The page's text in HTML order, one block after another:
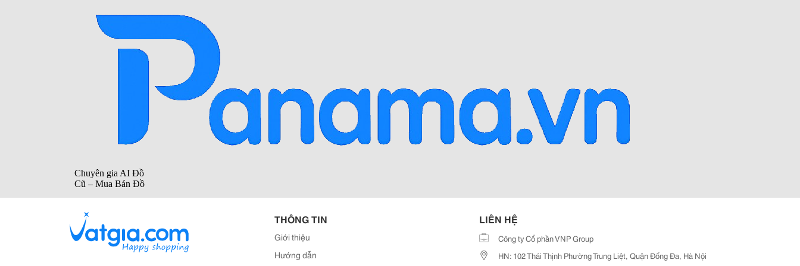
THÔNG TIN
Giới thiệu
Hướng dẫn
LIÊN HỆ
Công ty Cổ phần VNP Group
HN: 102 Thái Thịnh Phường Trung Liệt, Quận Đống Đa, Hà Nội